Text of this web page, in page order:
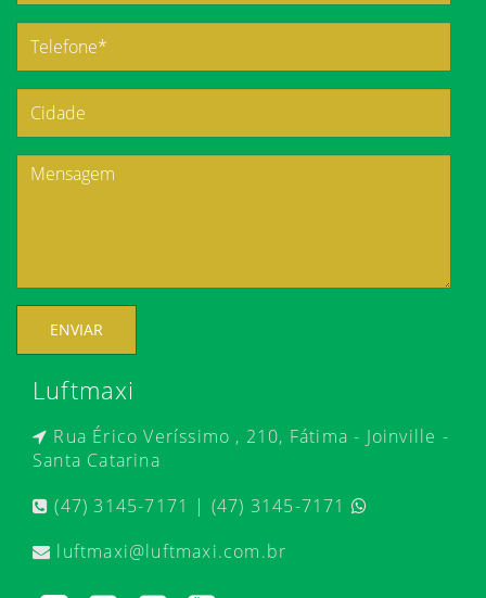
ENVIAR
Luftmaxi
Rua Érico Veríssimo , 210, Fátima - Joinville -
Santa Catarina
(47) 3145-7171 | (47) 3145-7171
luftmaxi@luftmaxi.com.br